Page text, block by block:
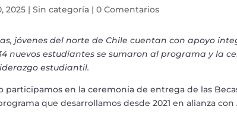
2025 |Sin categoría |0 Comentarios
jóvenes del norte de Chile cuentan con apoyo
nuevos estudiantes se sumaron al programa y la
estudiantil.
participamos en la ceremonia de entrega de las
que desarrollamos desde 2021 en alianza